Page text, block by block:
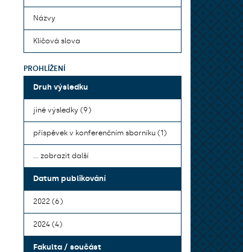
Názvy
Klíčová slova
PROHLÍŽENÍ
Druh výsledku
jiné výsledky (9)
příspěvek v konferenčním sborníku (1)
... zobrazit další
Datum publikování
2022 (6)
2024 (4)
Fakulta / součást